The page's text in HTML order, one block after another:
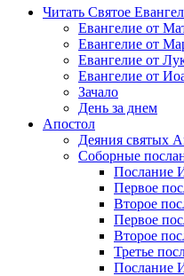
Читать Святое
Евангелие от
Евангелие от
Евангелие от
Евангелие от
Зачало
День за днем
Апостол
Деяния святых
Соборные
Послание
Первое
Второе
Первое
Второе
Третье
Послание